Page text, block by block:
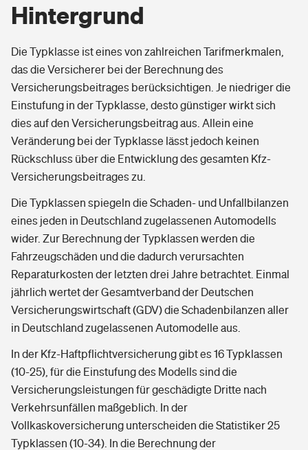
Hintergrund
Die Typklasse ist eines von zahlreichen Tarifmerkmalen,
das die Versicherer bei der Berechnung des
Versicherungsbeitrages berücksichtigen. Je niedriger die
Einstufung in der Typklasse, desto günstiger wirkt sich
dies auf den Versicherungsbeitrag aus. Allein eine
Veränderung bei der Typklasse lässt jedoch keinen
Rückschluss über die Entwicklung des gesamten Kfz-
Versicherungsbeitrages zu.
Die Typklassen spiegeln die Schaden- und Unfallbilanzen
eines jeden in Deutschland zugelassenen Automodells
wider. Zur Berechnung der Typklassen werden die
Fahrzeugschäden und die dadurch verursachten
Reparaturkosten der letzten drei Jahre betrachtet. Einmal
jährlich wertet der Gesamtverband der Deutschen
Versicherungswirtschaft (GDV) die Schadenbilanzen aller
in Deutschland zugelassenen Automodelle aus.
In der Kfz-Haftpflichtversicherung gibt es 16 Typklassen
(10-25), für die Einstufung des Modells sind die
Versicherungsleistungen für geschädigte Dritte nach
Verkehrsunfällen maßgeblich. In der
Vollkaskoversicherung unterscheiden die Statistiker 25
Typklassen (10-34). In die Berechnung der